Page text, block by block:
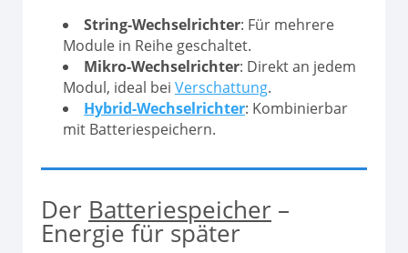
String-Wechselrichter: Für mehrere
Module in Reihe geschaltet.
Mikro-Wechselrichter: Direkt an jedem
Modul, ideal bei Verschattung.
Hybrid-Wechselrichter: Kombinierbar
mit Batteriespeichern.
Der Batteriespeicher –
Energie für später